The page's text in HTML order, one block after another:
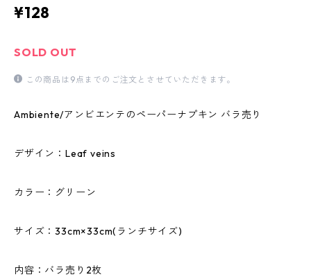
¥128
SOLD OUT
この商品は9点までのご注文とさせていただきます。
Ambiente/アンビエンテのペーパーナプキン バラ売り
デザイン：Leaf veins
カラー：グリーン
サイズ：33cm×33cm(ランチサイズ)
内容：バラ売り2枚